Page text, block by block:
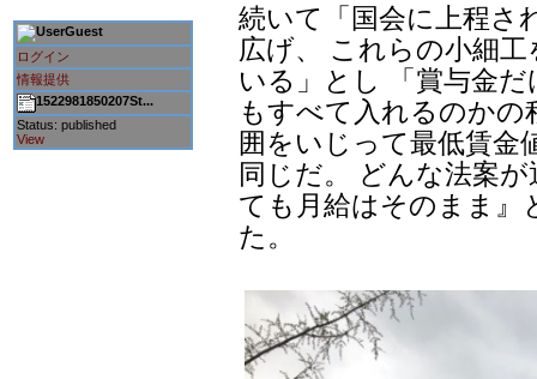
Guest
ログイン
情報提供
1522981850207St...
Status: published
View
続いて「国会に上程さ
広げ、 これらの小細
いる」とし 「賞与金
もすべて入れるのかの
囲をいじって最低賃金
同じだ。 どんな法案
ても月給はそのまま』
た。